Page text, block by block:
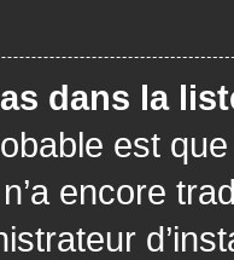
dans la
est
encore